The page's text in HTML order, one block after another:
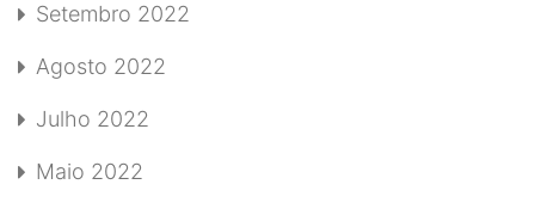
Setembro 2022
Agosto 2022
Julho 2022
Maio 2022